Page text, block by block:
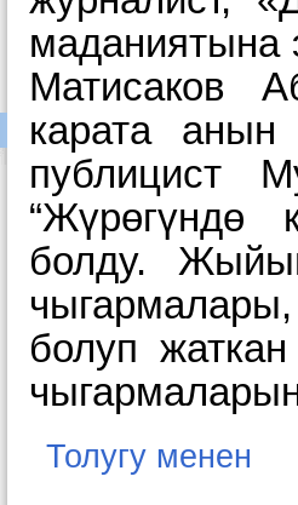
маданиятына
Матисаков
карата
публицист
“Жүрөгүндө
болду.
болуп
Толугу менен